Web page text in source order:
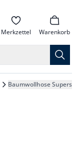
Merkzettel Warenkorb
Baumwollhose